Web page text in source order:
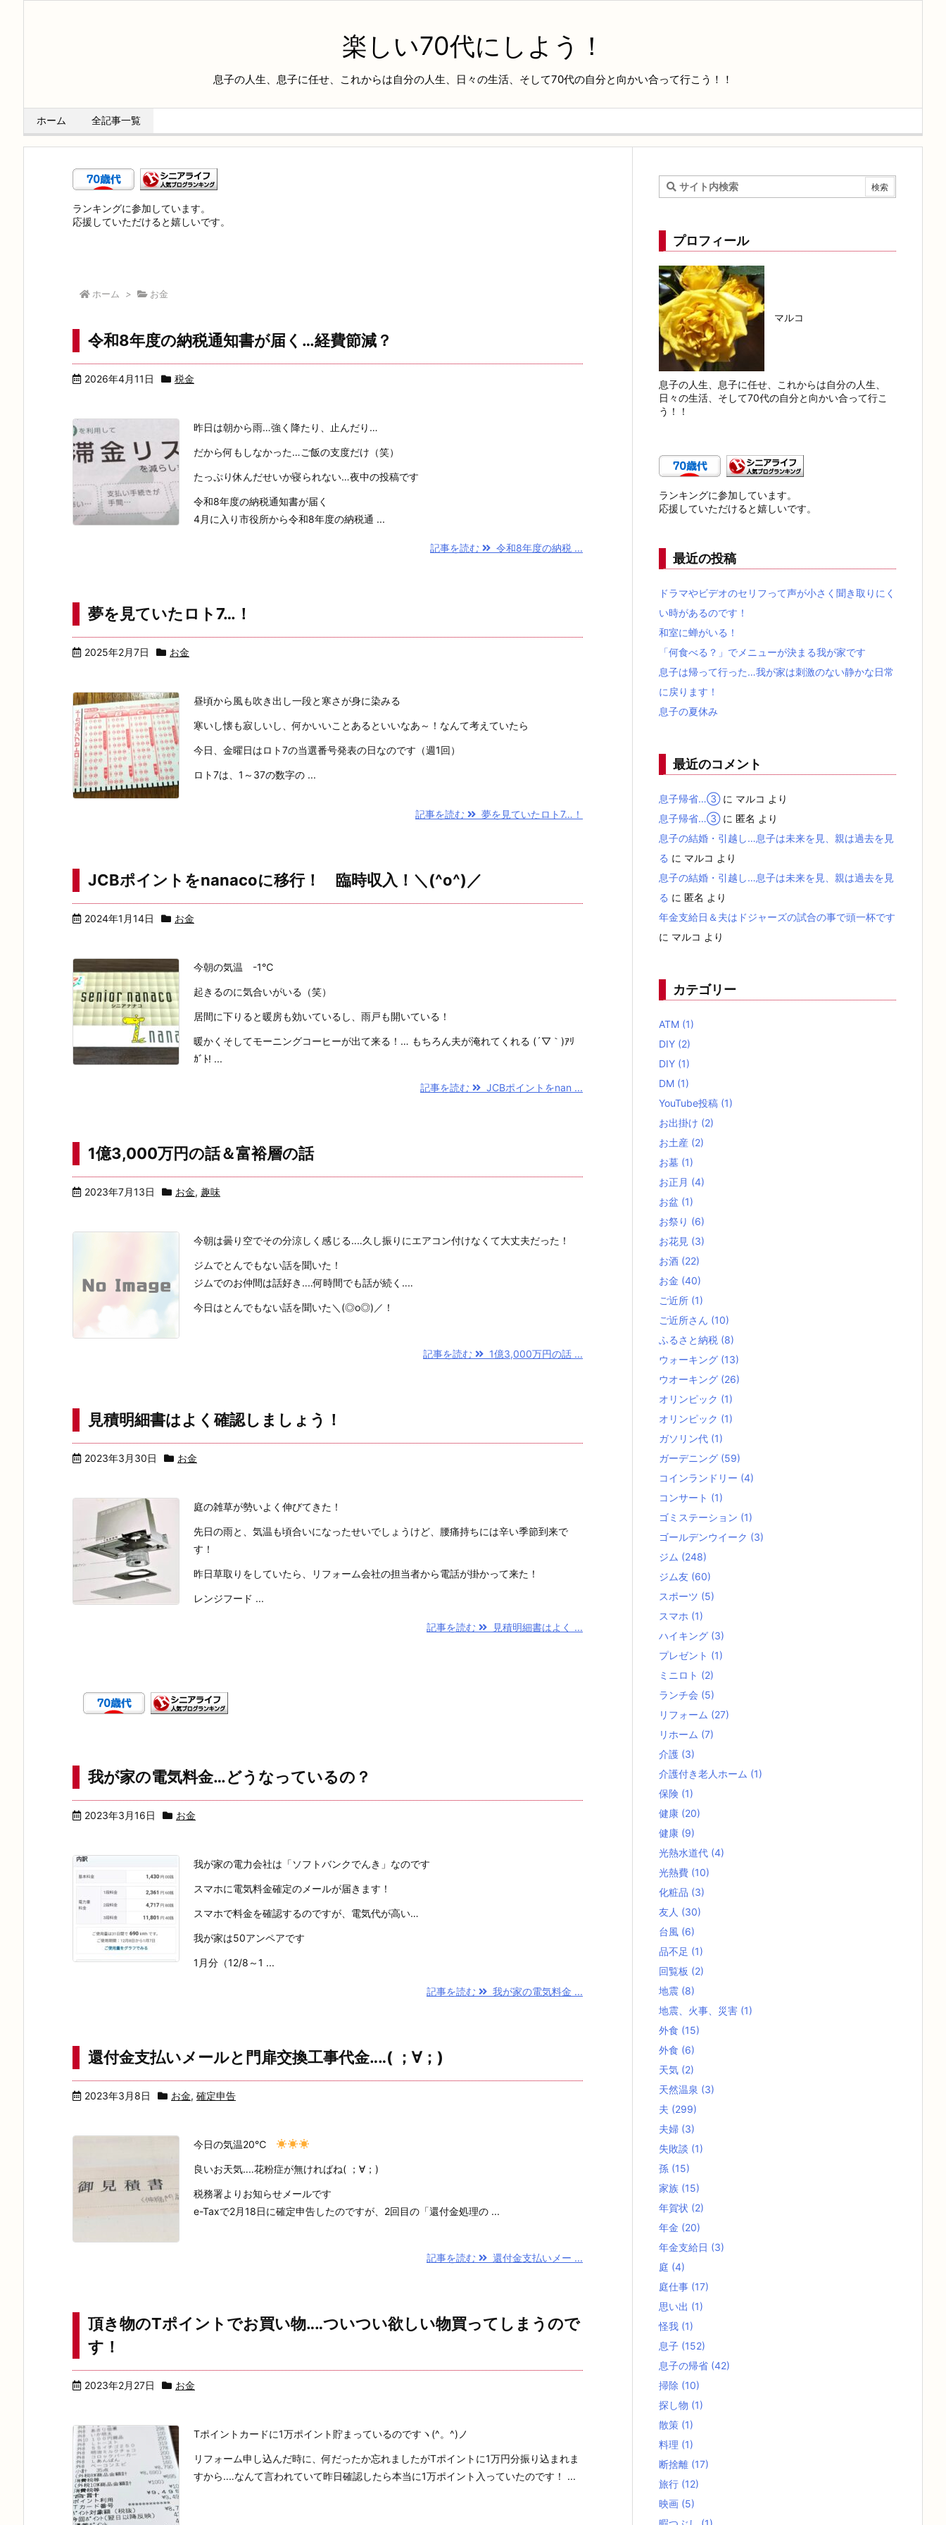
楽しい70代にしよう！
息子の人生、息子に任せ、これからは自分の人生、日々の生活、そして70代の自分と向かい合って行こう！！
ホーム 全記事一覧
ランキングに参加しています。
応援していただけると嬉しいです。
ホーム > お金
令和8年度の納税通知書が届く…経費節減？
2026年4月11日 税金
昨日は朝から雨…強く降たり、止んだり…
だから何もしなかった…ご飯の支度だけ（笑）
たっぷり休んだせいか寝られない…夜中の投稿です
令和8年度の納税通知書が届く
4月に入り市役所から令和8年度の納税通 ...
記事を読む 令和8年度の納税 ...
夢を見ていたロト7…！
2025年2月7日 お金
昼頃から風も吹き出し一段と寒さが身に染みる
寒いし懐も寂しいし、何かいいことあるといいなあ～！なんて考えていたら
今日、金曜日はロト7の当選番号発表の日なのです（週1回）
ロト7は、1～37の数字の ...
記事を読む 夢を見ていたロト7…！
JCBポイントをnanacoに移行！ 臨時収入！＼(^o^)／
2024年1月14日 お金
今朝の気温 -1℃
起きるのに気合いがいる（笑）
居間に下りると暖房も効いているし、雨戸も開いている！
暖かくそしてモーニングコーヒーが出て来る！… もちろん夫が淹れてくれる (´▽｀)ｱﾘ
ｶﾞﾄ! ...
記事を読む JCBポイントをnan ...
1億3,000万円の話＆富裕層の話
2023年7月13日 お金, 趣味
今朝は曇り空でその分涼しく感じる‥‥久し振りにエアコン付けなくて大丈夫だった！
ジムでとんでもない話を聞いた！
ジムでのお仲間は話好き‥‥何時間でも話が続く‥‥
今日はとんでもない話を聞いた＼(◎o◎)／！
記事を読む 1億3,000万円の話 ...
見積明細書はよく確認しましょう！
2023年3月30日 お金
庭の雑草が勢いよく伸びてきた！
先日の雨と、気温も頃合いになったせいでしょうけど、腰痛持ちには辛い季節到来で
す！
昨日草取りをしていたら、リフォーム会社の担当者から電話が掛かって来た！
レンジフード ...
記事を読む 見積明細書はよく ...
我が家の電気料金…どうなっているの？
2023年3月16日 お金
我が家の電力会社は「ソフトバンクでんき」なのです
スマホに電気料金確定のメールが届きます！
スマホで料金を確認するのですが、電気代が高い…
我が家は50アンペアです
1月分（12/8～1 ...
記事を読む 我が家の電気料金 ...
還付金支払いメールと門扉交換工事代金‥‥( ；∀；)
2023年3月8日 お金, 確定申告
今日の気温20℃
良いお天気‥‥花粉症が無ければね( ；∀；)
税務署よりお知らせメールです
e-Taxで2月18日に確定申告したのですが、2回目の「還付金処理の ...
記事を読む 還付金支払いメー ...
頂き物のTポイントでお買い物‥‥ついつい欲しい物買ってしまうので
す！
2023年2月27日 お金
Tポイントカードに1万ポイント貯まっているのですヽ(^。^)ノ
リフォーム申し込んだ時に、何だったか忘れましたがTポイントに1万円分振り込まれま
すから‥‥なんて言われていて昨日確認したら本当に1万ポイント入っていたのです！ ...
プロフィール
マルコ
息子の人生、息子に任せ、これからは自分の人生、
日々の生活、そして70代の自分と向かい合って行こ
う！！
ランキングに参加しています。
応援していただけると嬉しいです。
最近の投稿
ドラマやビデオのセリフって声が小さく聞き取りにく
い時があるのです！
和室に蝉がいる！
「何食べる？」でメニューが決まる我が家です
息子は帰って行った…我が家は刺激のない静かな日常
に戻ります！
息子の夏休み
最近のコメント
息子帰省…③に マルコ より
息子帰省…③に 匿名 より
息子の結婚・引越し…息子は未来を見、親は過去を見
る に マルコ より
息子の結婚・引越し…息子は未来を見、親は過去を見
る に 匿名 より
年金支給日＆夫はドジャーズの試合の事で頭一杯です
に マルコ より
カテゴリー
ATM (1)
DIY (2)
DIY (1)
DM (1)
YouTube投稿 (1)
お出掛け (2)
お土産 (2)
お墓 (1)
お正月 (4)
お盆 (1)
お祭り (6)
お花見 (3)
お酒 (22)
お金 (40)
ご近所 (1)
ご近所さん (10)
ふるさと納税 (8)
ウォーキング (13)
ウオーキング (26)
オリンピック (1)
オリンピック (1)
ガソリン代 (1)
ガーデニング (59)
コインランドリー (4)
コンサート (1)
ゴミステーション (1)
ゴールデンウイーク (3)
ジム (248)
ジム友 (60)
スポーツ (5)
スマホ (1)
ハイキング (3)
プレゼント (1)
ミニロト (2)
ランチ会 (5)
リフォーム (27)
リホーム (7)
介護 (3)
介護付き老人ホーム (1)
保険 (1)
健康 (20)
健康 (9)
光熱水道代 (4)
光熱費 (10)
化粧品 (3)
友人 (30)
台風 (6)
品不足 (1)
回覧板 (2)
地震 (8)
地震、火事、災害 (1)
外食 (15)
外食 (6)
天気 (2)
天然温泉 (3)
夫 (299)
夫婦 (3)
失敗談 (1)
孫 (15)
家族 (15)
年賀状 (2)
年金 (20)
年金支給日 (3)
庭 (4)
庭仕事 (17)
思い出 (1)
怪我 (1)
息子 (152)
息子の帰省 (42)
掃除 (10)
探し物 (1)
散策 (1)
料理 (1)
断捨離 (17)
旅行 (12)
映画 (5)